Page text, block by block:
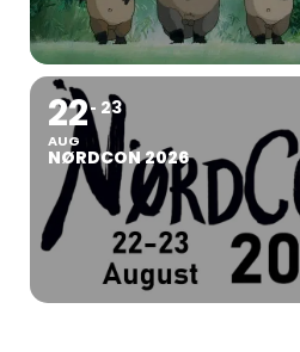
22
AUG
23
NØRDCON 2026